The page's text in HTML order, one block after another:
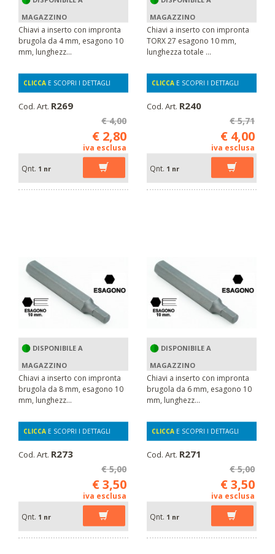
MAGAZZINO
Chiavi a inserto con impronta
brugola da 4 mm, esagono 10
mm, lunghezz...
CLICCA E SCOPRI I DETTAGLI
Cod. Art. R269
€ 4,00
€ 2,80
iva esclusa
Qnt. 1 nr
MAGAZZINO
Chiavi a inserto con impronta
TORX 27 esagono 10 mm,
lunghezza totale ...
CLICCA E SCOPRI I DETTAGLI
Cod. Art. R240
€ 5,71
€ 4,00
iva esclusa
Qnt. 1 nr
DISPONIBILE A
MAGAZZINO
Chiavi a inserto con impronta
brugola da 8 mm, esagono 10
mm, lunghezz...
CLICCA E SCOPRI I DETTAGLI
Cod. Art. R273
€ 5,00
€ 3,50
iva esclusa
Qnt. 1 nr
DISPONIBILE A
MAGAZZINO
Chiavi a inserto con impronta
brugola da 6 mm, esagono 10
mm, lunghezz...
CLICCA E SCOPRI I DETTAGLI
Cod. Art. R271
€ 5,00
€ 3,50
iva esclusa
Qnt. 1 nr